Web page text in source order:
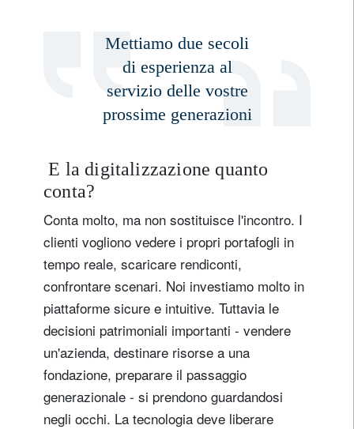
Mettiamo due secoli
di esperienza al
servizio delle vostre
prossime generazioni
E la digitalizzazione quanto
conta?
Conta molto, ma non sostituisce l'incontro. I
clienti vogliono vedere i propri portafogli in
tempo reale, scaricare rendiconti,
confrontare scenari. Noi investiamo molto in
piattaforme sicure e intuitive. Tuttavia le
decisioni patrimoniali importanti - vendere
un'azienda, destinare risorse a una
fondazione, preparare il passaggio
generazionale - si prendono guardandosi
negli occhi. La tecnologia deve liberare